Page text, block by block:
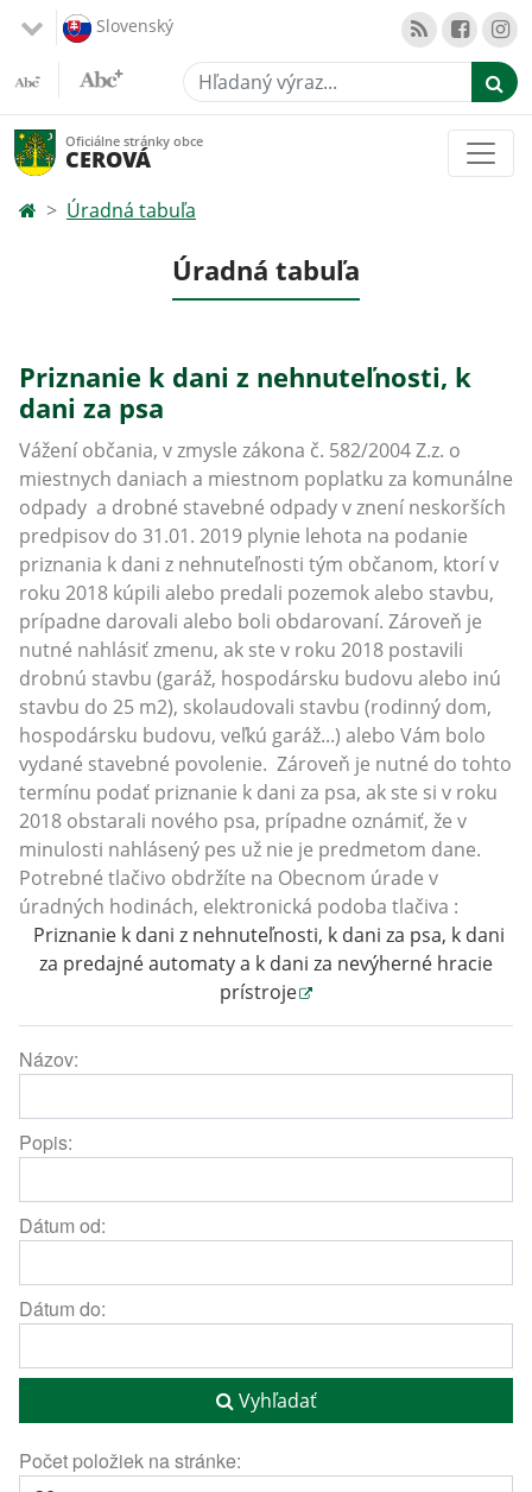
Slovenský
Hľadaný výraz...
Oficiálne stránky obce
CEROVÁ
Úradná tabuľa
Úradná tabuľa
Priznanie k dani z nehnuteľnosti, k
dani za psa
Vážení občania, v zmysle zákona č. 582/2004 Z.z. o
miestnych daniach a miestnom poplatku za komunálne
odpady a drobné stavebné odpady v znení neskorších
predpisov do 31.01. 2019 plynie lehota na podanie
priznania k dani z nehnuteľnosti tým občanom, ktorí v
roku 2018 kúpili alebo predali pozemok alebo stavbu,
prípadne darovali alebo boli obdarovaní. Zároveň je
nutné nahlásiť zmenu, ak ste v roku 2018 postavili
drobnú stavbu (garáž, hospodársku budovu alebo inú
stavbu do 25 m2), skolaudovali stavbu (rodinný dom,
hospodársku budovu, veľkú garáž...) alebo Vám bolo
vydané stavebné povolenie. Zároveň je nutné do tohto
termínu podať priznanie k dani za psa, ak ste si v roku
2018 obstarali nového psa, prípadne oznámiť, že v
minulosti nahlásený pes už nie je predmetom dane.
Potrebné tlačivo obdržíte na Obecnom úrade v
úradných hodinách, elektronická podoba tlačiva :
Priznanie k dani z nehnuteľnosti, k dani za psa, k dani
za predajné automaty a k dani za nevýherné hracie
prístroje
Názov:
Popis:
Dátum od:
Dátum do:
Vyhľadať
Počet položiek na stránke: